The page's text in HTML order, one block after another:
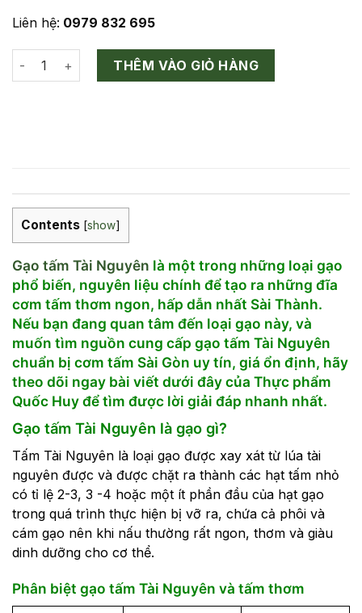
Liên hệ: 0979 832 695
Gạo Tấm Tài Nguyên số lượng
THÊM VÀO GIỎ HÀNG
Contents [show]
Gạo tấm Tài Nguyên là một trong những loại gạo
phổ biến, nguyên liệu chính để tạo ra những đĩa
cơm tấm thơm ngon, hấp dẫn nhất Sài Thành.
Nếu bạn đang quan tâm đến loại gạo này, và
muốn tìm nguồn cung cấp gạo tấm Tài Nguyên
chuẩn bị cơm tấm Sài Gòn uy tín, giá ổn định, hãy
theo dõi ngay bài viết dưới đây của Thực phẩm
Quốc Huy để tìm được lời giải đáp nhanh nhất.
Gạo tấm Tài Nguyên là gạo gì?
Tấm Tài Nguyên là loại gạo được xay xát từ lúa tài
nguyên được và được chặt ra thành các hạt tấm nhỏ
có tỉ lệ 2-3, 3 -4 hoặc một ít phần đầu của hạt gạo
trong quá trình thực hiện bị vỡ ra, chứa cả phôi và
cám gạo nên khi nấu thường rất ngon, thơm và giàu
dinh dưỡng cho cơ thể.
Phân biệt gạo tấm Tài Nguyên và tấm thơm